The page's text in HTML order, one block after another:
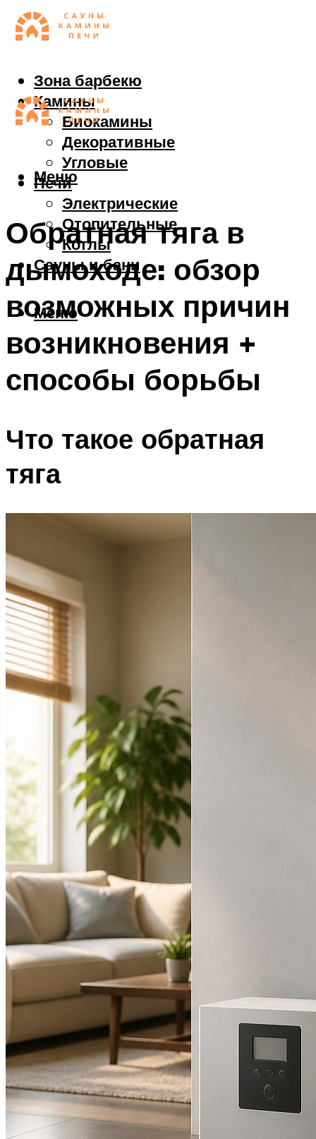
Зона барбекю
Камины
Биокамины
Декоративные
Угловые
Печи
Электрические
Отопительные
Котлы
Сауны и бани
Меню
Меню
Обратная тяга в
дымоходе: обзор
возможных причин
возникновения +
способы борьбы
Что такое обратная
тяга